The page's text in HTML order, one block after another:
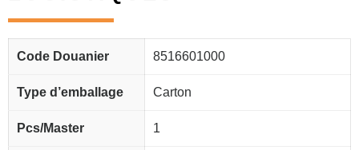
Code Douanier 8516601000
Type d’emballage Carton
Pcs/Master 1